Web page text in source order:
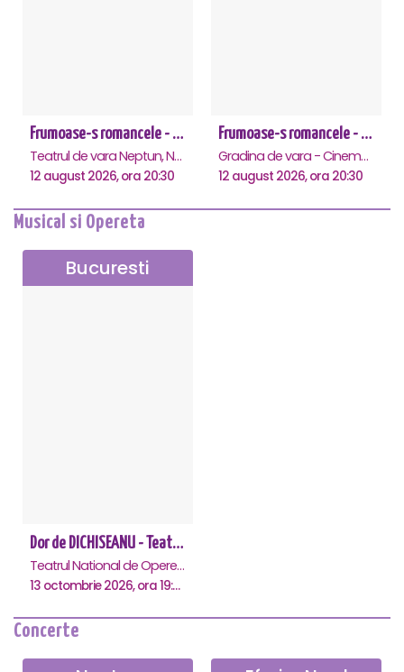
Frumoase-s romancele - Neptun
Teatrul de vara Neptun, Neptun
12 august 2026, ora 20:30
Frumoase-s romancele - Saturn
Gradina de vara - Cinema Saturn, Saturn
12 august 2026, ora 20:30
Musical si Opereta
Bucuresti
Dor de DICHISEANU - Teatrul Național de Operetă și Musical „Ion Dacian"
Teatrul National de Opereta si Musical Ion Dacian, Bucuresti
13 octombrie 2026, ora 19:00
Concerte